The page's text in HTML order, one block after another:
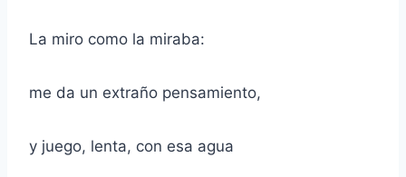
La miro como la miraba:
me da un extraño pensamiento,
y juego, lenta, con esa agua